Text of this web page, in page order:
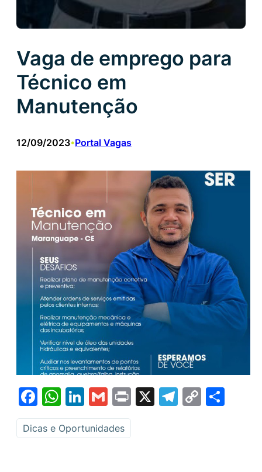
Vaga de emprego para
Técnico em
Manutenção
12/09/2023•Portal Vagas
Facebook
WhatsApp
LinkedIn
GmailPrint
X Telegram
Copy
Dicas e Oportunidades